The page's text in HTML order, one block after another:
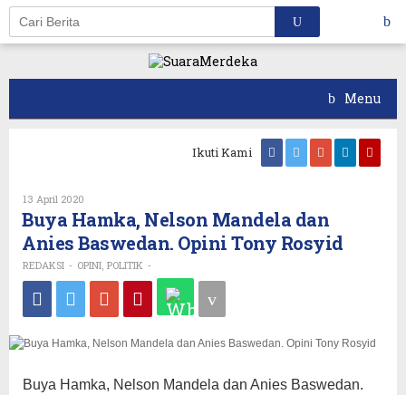
Skip
content
Menu
Ikuti Kami
13 April 2020
REDAKSI
Buya Hamka, Nelson Mandela dan
Anies Baswedan. Opini Tony Rosyid
REDAKSI - OPINI POLITIK -
Buya Hamka, Nelson Mandela dan Anies Baswedan.